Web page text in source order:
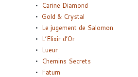
Carine Diamond
Gold & Crystal
Le jugement de Salomon
L’Elixir d’Or
Lueur
Chemins Secrets
Fatum